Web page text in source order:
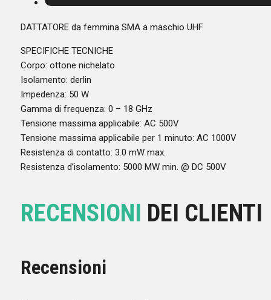
DATTATORE da femmina SMA a maschio UHF
SPECIFICHE TECNICHE
Corpo: ottone nichelato
Isolamento: derlin
Impedenza: 50 W
Gamma di frequenza: 0 – 18 GHz
Tensione massima applicabile: AC 500V
Tensione massima applicabile per 1 minuto: AC 1000V
Resistenza di contatto: 3.0 mW max.
Resistenza d’isolamento: 5000 MW min. @ DC 500V
RECENSIONI DEI CLIENTI
Recensioni